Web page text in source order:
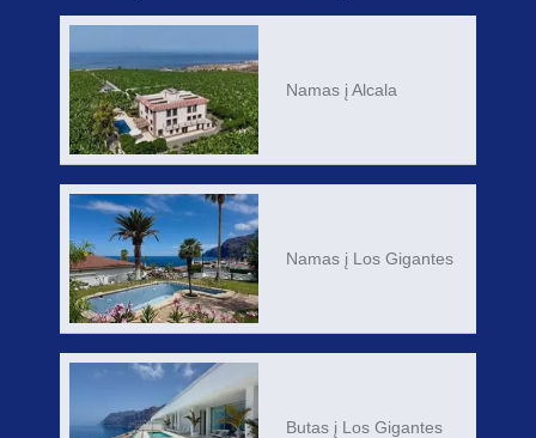
Namas į Alcala
Namas į Los Gigantes
Butas į Los Gigantes